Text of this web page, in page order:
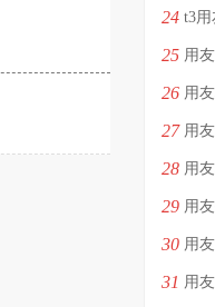
24 t3
25 用
26 用
27 用
28 用
29 用
30 用
31 用